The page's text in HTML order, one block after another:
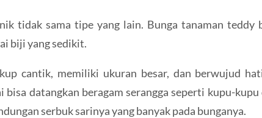
tidak sama tipe yang lain. Bunga tanaman teddy
biji yang sedikit.
cantik, memiliki ukuran besar, dan berwujud
bisa datangkan beragam serangga seperti kupu-kupu
serbuk sarinya yang banyak pada bunganya.